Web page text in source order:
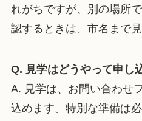
れがちですが、別の場所
認するときは、市名まで
Q. 見学はどうやって申し
A. 見学は、お問い合わせ
込めます。特別な準備は